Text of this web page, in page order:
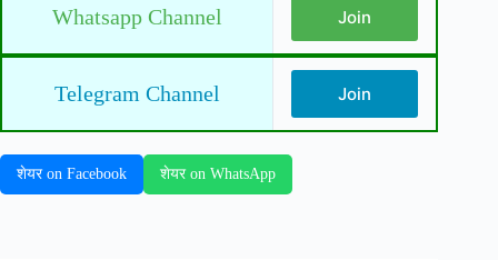
Whatsapp Channel Join
Telegram Channel Join
शेयर on Facebook शेयर on WhatsApp